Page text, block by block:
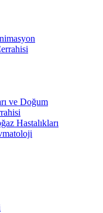
ve Doğum
Hastalıkları